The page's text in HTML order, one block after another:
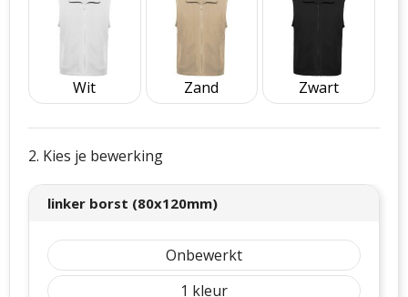
Wit Zand Zwart
2. Kies je bewerking
linker borst (80x120mm)
Onbewerkt
1